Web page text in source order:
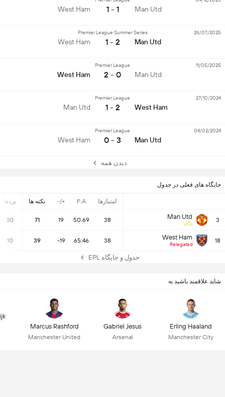
جایگاه های فعلی در جدول
امتیازها F:A
+/- نکته ها بردها
3
Man Utd
UCL
38
50:69
19
71
20
18
West Ham
Relegated
38
65:46
-19
39
10
جدول و جایگاه EPL
Man Utd
1 - 1
West Ham
Man Utd
Premier League Summer Series
2 - 1
West Ham
26/07/2025
Man Utd
Premier League
0 - 2
West Ham
11/05/2025
West Ham
Premier League
2 - 1
Man Utd
27/10/2024
Man Utd
Premier League
3 - 0
West Ham
04/02/2024
دیدن همه
شاید علاقمند باشید به
Erling Haaland
Manchester City
Gabriel Jesus
Arsenal
Marcus Rashford
Manchester United